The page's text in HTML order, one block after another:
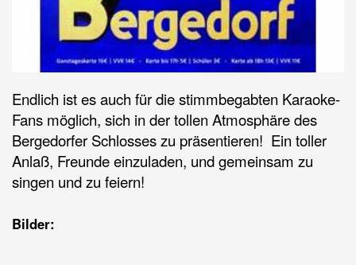
Endlich ist es auch für die stimmbegabten Karaoke-
Fans möglich, sich in der tollen Atmosphäre des
Bergedorfer Schlosses zu präsentieren! Ein toller
Anlaß, Freunde einzuladen, und gemeinsam zu
singen und zu feiern!
Bilder: